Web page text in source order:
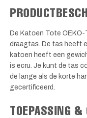
De Katoen Tote
draagtas. De tas heeft
katoen heeft een
is ecru. Je kunt de tas
de lange als de korte
gecertificeerd.
TOEPASSING &